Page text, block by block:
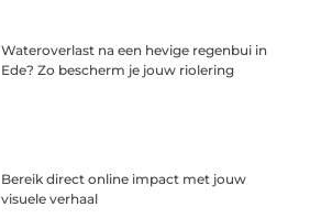
Wateroverlast na een hevige regenbui in
Ede? Zo bescherm je jouw riolering
Bereik direct online impact met jouw
visuele verhaal